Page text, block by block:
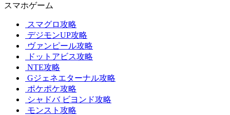
スマホゲーム
スマグロ攻略
デジモンUP攻略
ヴァンピール攻略
ドットアビス攻略
NTE攻略
Gジェネエターナル攻略
ポケポケ攻略
シャドバ ビヨンド攻略
モンスト攻略